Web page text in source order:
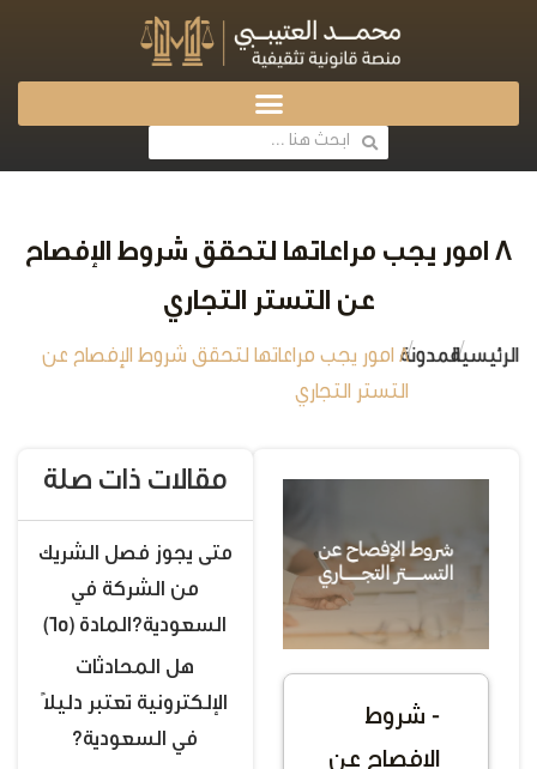
8 امور يجب مراعاتها لتحقق شروط الإفصاح
عن التستر التجاري
الرئيسية
/المدونة
/
8 امور يجب مراعاتها لتحقق شروط الإفصاح عن
التستر التجاري
- شروط
الإفصاح عن
مقالات ذات صلة
متى يجوز فصل الشريك
من الشركة في
السعودية؟المادة (65)
هل المحادثات
الإلكترونية تعتبر دليلًا
في السعودية؟